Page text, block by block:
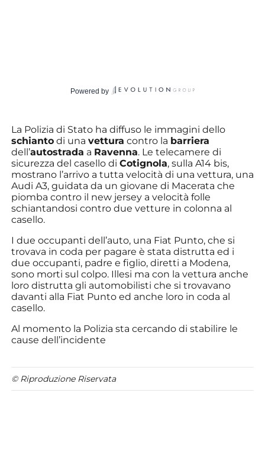
Powered by
La Polizia di Stato ha diffuso le immagini dello
schiantodi una vettura contro la barriera
dell’autostrada a Ravenna. Le telecamere di
sicurezza del casello di Cotignola, sulla A14 bis,
mostrano l’arrivo a tutta velocità di una vettura, una
Audi A3, guidata da un giovane di Macerata che
piomba contro il new jersey a velocità folle
schiantandosi contro due vetture in colonna al
casello.
I due occupanti dell’auto, una Fiat Punto, che si
trovava in coda per pagare è stata distrutta ed i
due occupanti, padre e figlio, diretti a Modena,
sono morti sul colpo. Illesi ma con la vettura anche
loro distrutta gli automobilisti che si trovavano
davanti alla Fiat Punto ed anche loro in coda al
casello.
Al momento la Polizia sta cercando di stabilire le
cause dell’incidente
© Riproduzione Riservata